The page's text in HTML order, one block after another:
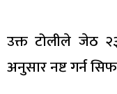
उक्त टोलीले जेठ
अनुसार नष्ट गर्न